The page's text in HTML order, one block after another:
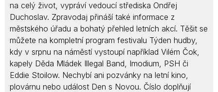
na celý život, vypráví vedoucí střediska Ondřej
Duchoslav. Zpravodaj přináší také informace z
městského úřadu a bohatý přehled letních akcí. Těšit se
můžete na kompletní program festivalu Týden hudby,
kdy v srpnu na náměstí vystoupí například Vilém Čok,
kapely Děda Mládek Illegal Band, Imodium, PSH či
Eddie Stoilow. Nechybí ani pozvánky na letní kino,
plovárnu nebo událost Den s Novou. Číslo doplňují